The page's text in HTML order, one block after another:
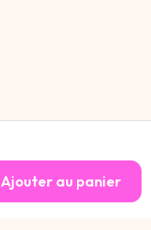
Ajouter au panier